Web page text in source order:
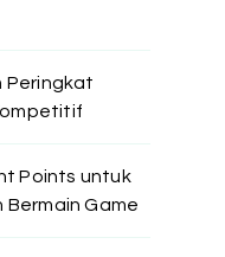
Peringkat
Points untuk
Game